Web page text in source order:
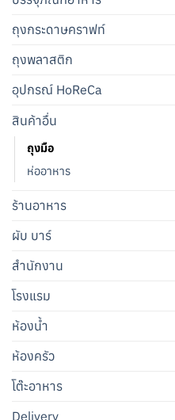
ถุงกระดาษคราฟท์
ถุงพลาสติก
อุปกรณ์ HoReCa
สินค้าอื่น
ถุงมือ
ห่ออาหาร
ร้านอาหาร
ผับ บาร์
สำนักงาน
โรงแรม
ห้องน้ำ
ห้องครัว
โต๊ะอาหาร
Delivery